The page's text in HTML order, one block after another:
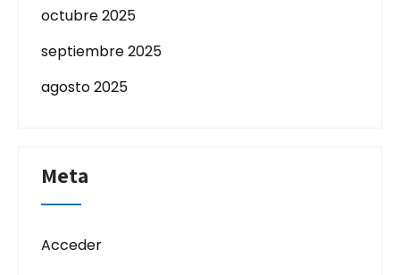
octubre 2025
septiembre 2025
agosto 2025
Meta
Acceder